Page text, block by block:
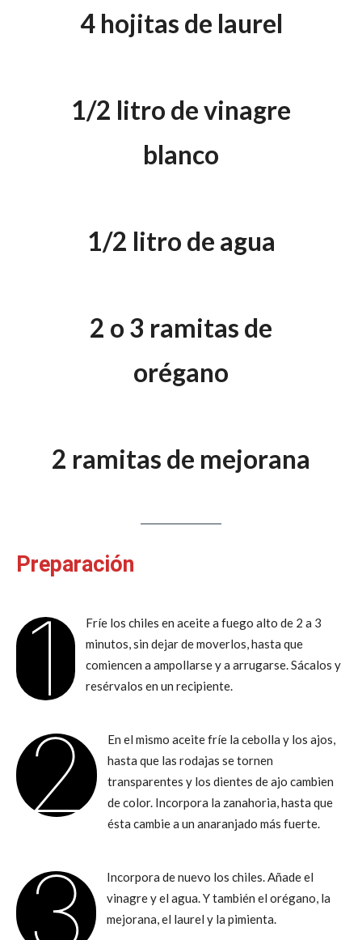
4 hojitas de laurel
1/2 litro de vinagre
blanco
1/2 litro de agua
2 o 3 ramitas de
orégano
2 ramitas de mejorana
Preparación
1
Fríe los chiles en aceite a fuego alto de 2 a 3
minutos, sin dejar de moverlos, hasta que
comiencen a ampollarse y a arrugarse. Sácalos y
resérvalos en un recipiente.
2
En el mismo aceite fríe la cebolla y los ajos,
hasta que las rodajas se tornen
transparentes y los dientes de ajo cambien
de color. Incorpora la zanahoria, hasta que
ésta cambie a un anaranjado más fuerte.
3
Incorpora de nuevo los chiles. Añade el
vinagre y el agua. Y también el orégano, la
mejorana, el laurel y la pimienta.